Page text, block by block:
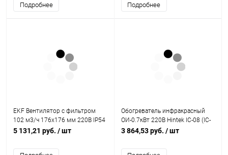
Подробнее Подробнее
EKF Вентилятор с фильтром
102 м3/ч 176x176 мм 220В IP54
PROxima (FAN102F)
5 131,21 руб. / шт
Обогреватель инфракрасный
ОИ-0.7кВт 220В Hintek IC-08 (IC-
08)
3 864,53 руб. / шт